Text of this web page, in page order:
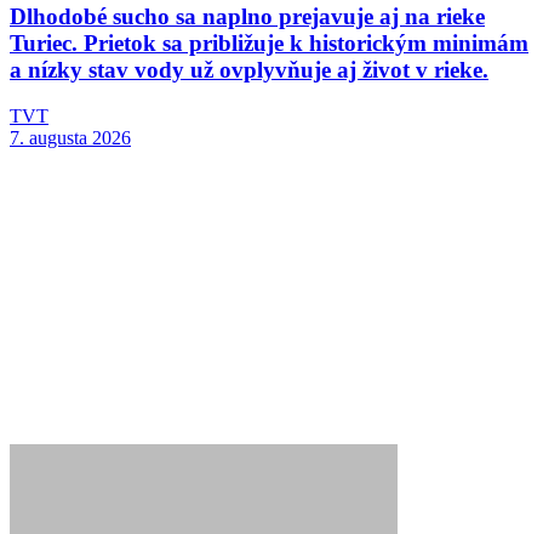
Dlhodobé sucho sa naplno prejavuje aj na rieke
Turiec. Prietok sa približuje k historickým minimám
a nízky stav vody už ovplyvňuje aj život v rieke.
TVT
7. augusta 2026